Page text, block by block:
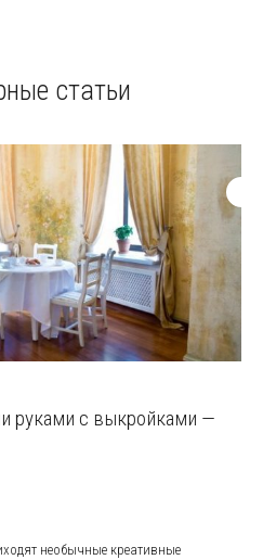
статьи
руками с выкройками —
необычные креативные